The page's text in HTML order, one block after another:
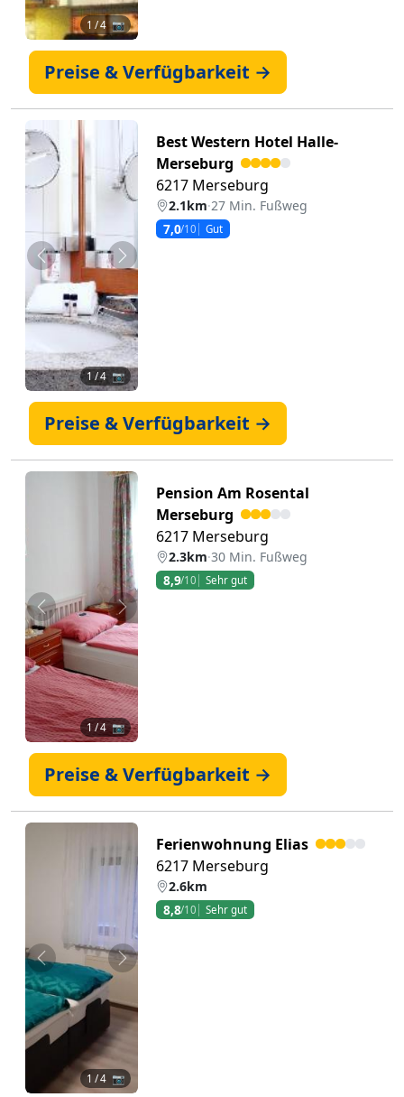
1 / 4 📷
Preise & Verfügbarkeit →
Zurück Weiter
1/ 4 📷
Best Western Hotel Halle-
Merseburg
6217 Merseburg
2.1km·27 Min. Fußweg
7,0/10 Gut
Preise & Verfügbarkeit →
Zurück Weiter
1 / 4 📷
Pension Am Rosental
Merseburg
6217 Merseburg
2.3km·30 Min. Fußweg
8,9/10 Sehr gut
Preise & Verfügbarkeit →
Zurück Weiter
1 / 4 📷
Ferienwohnung Elias
6217 Merseburg
2.6km
8,8/10 Sehr gut